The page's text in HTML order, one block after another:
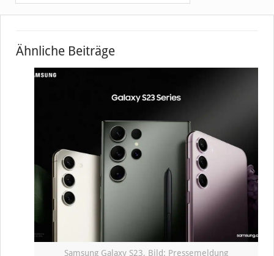
Ähnliche Beiträge
Samsung Galaxy S23, Bild: Pressemeldung